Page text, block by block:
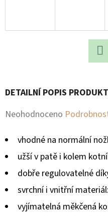
DETAILNÍ POPIS
Průměrné
produktu
Neohodnoceno
vhodné na normální
užší v patě i kolem
dobře regulovatelné
svrchní i vnitřní
vyjímatelná měkčená
P
O
R
Č
U
E
M
E